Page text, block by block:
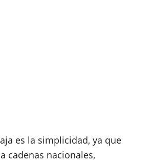
es la simplicidad, ya que
cadenas nacionales,